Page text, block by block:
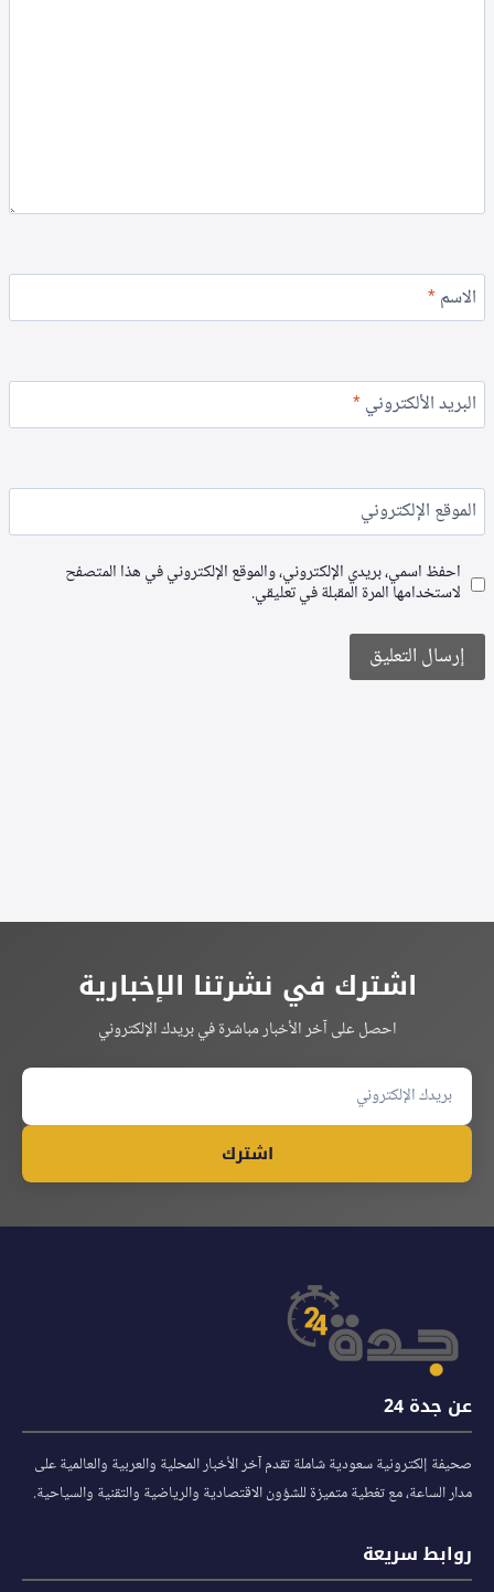
الاسم*
البريد الألكتروني*
الموقع الإلكتروني
احفظ اسمي، بريدي الإلكتروني، والموقع الإلكتروني في هذا المتصفح
لاستخدامها المرة المقبلة في تعليقي.
اشترك في نشرتنا الإخبارية
احصل على آخر الأخبار مباشرة في بريدك الإلكتروني
اشترك
عن جدة 24
صحيفة إلكترونية سعودية شاملة تقدم آخر الأخبار المحلية والعربية والعالمية على
مدار الساعة، مع تغطية متميزة للشؤون الاقتصادية والرياضية والتقنية والسياحية.
روابط سريعة